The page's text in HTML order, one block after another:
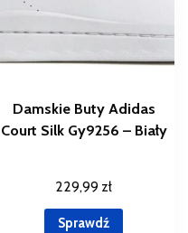
Damskie Buty Adidas
Court Silk Gy9256 – Biały
229,99 zł
Sprawdź